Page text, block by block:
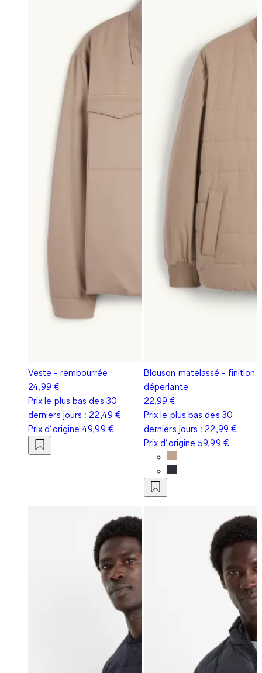
Veste - rembourrée
24,99 €
Prix le plus bas des 30
derniers jours : 22,49 €
Prix d‘origine 49,99 €
Blouson matelassé - finition
déperlante
22,99 €
Prix le plus bas des 30
derniers jours : 22,99 €
Prix d‘origine 59,99 €